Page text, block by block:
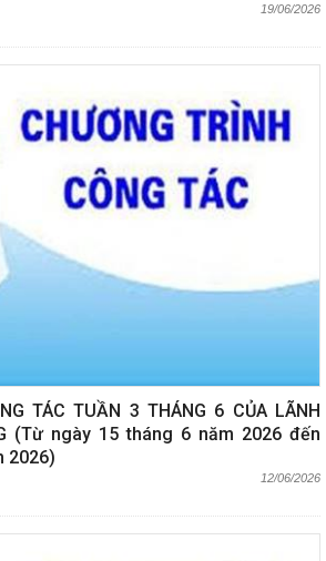
19/06/2026
TÁC TUẦN 3 THÁNG 6 CỦA LÃNH
(Từ ngày 15 tháng 6 năm 2026 đến
2026)
12/06/2026